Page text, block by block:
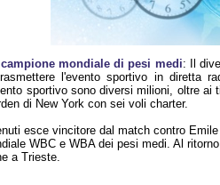
mondiale di pesi medi: Il
l'evento sportivo in diretta
sportivo sono diversi milioni, oltre ai
di New York con sei voli charter.
esce vincitore dal match contro
WBC e WBA dei pesi medi. Al
a Trieste.